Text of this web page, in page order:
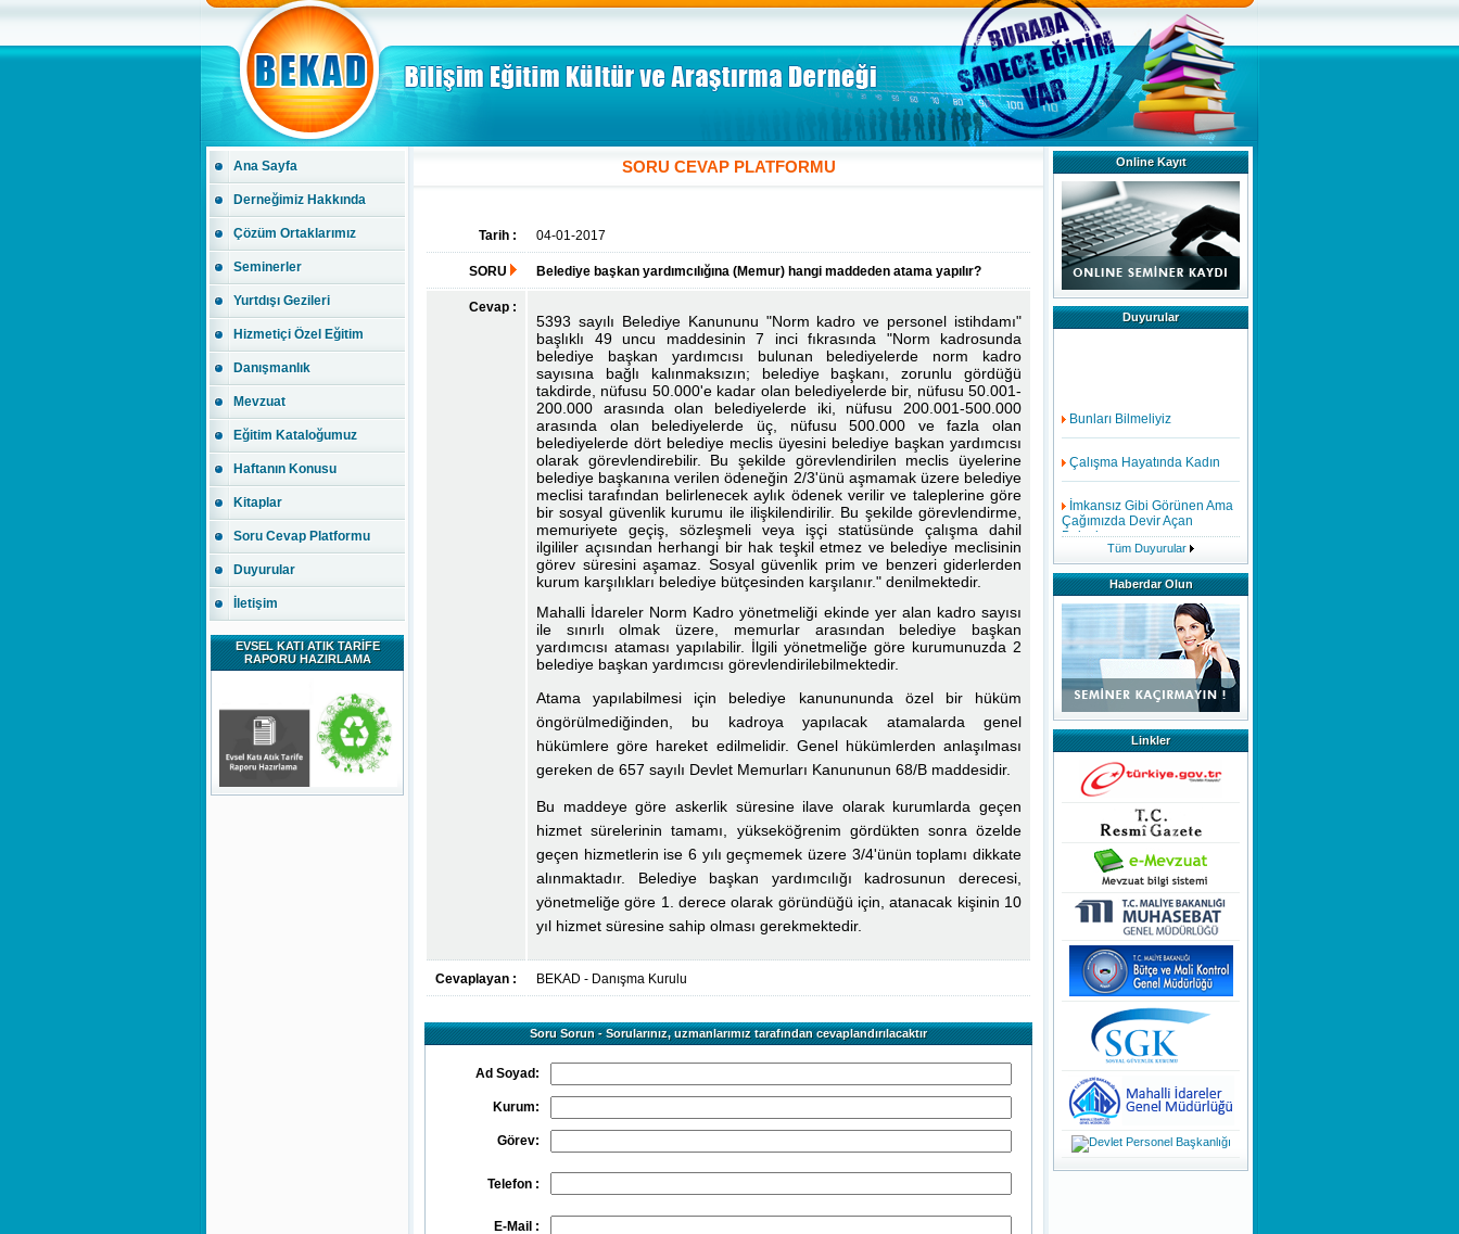
Ana Sayfa
Derneğimiz Hakkında
Çözüm Ortaklarımız
Seminerler
Yurtdışı Gezileri
Hizmetiçi Özel Eğitim
Danışmanlık
Mevzuat
Eğitim Kataloğumuz
Haftanın Konusu
Kitaplar
Soru Cevap Platformu
Duyurular
İletişim
EVSEL KATI ATIK TARİFE
RAPORU HAZIRLAMA
SORU CEVAP PLATFORMU
Tarih : 04-01-2017
SORU Belediye başkan yardımcılığına (Memur) hangi maddeden atama yapılır?
Cevap :
5393 sayılı Belediye Kanununu "Norm kadro ve personel istihdamı"
başlıklı 49 uncu maddesinin 7 inci fıkrasında "Norm kadrosunda
belediye başkan yardımcısı bulunan belediyelerde norm kadro
sayısına bağlı kalınmaksızın; belediye başkanı, zorunlu gördüğü
takdirde, nüfusu 50.000'e kadar olan belediyelerde bir, nüfusu 50.001-
200.000 arasında olan belediyelerde iki, nüfusu 200.001-500.000
arasında olan belediyelerde üç, nüfusu 500.000 ve fazla olan
belediyelerde dört belediye meclis üyesini belediye başkan yardımcısı
olarak görevlendirebilir. Bu şekilde görevlendirilen meclis üyelerine
belediye başkanına verilen ödeneğin 2/3'ünü aşmamak üzere belediye
meclisi tarafından belirlenecek aylık ödenek verilir ve taleplerine göre
bir sosyal güvenlik kurumu ile ilişkilendirilir. Bu şekilde görevlendirme,
memuriyete geçiş, sözleşmeli veya işçi statüsünde çalışma dahil
ilgililer açısından herhangi bir hak teşkil etmez ve belediye meclisinin
görev süresini aşamaz. Sosyal güvenlik prim ve benzeri giderlerden
kurum karşılıkları belediye bütçesinden karşılanır." denilmektedir.
Mahalli İdareler Norm Kadro yönetmeliği ekinde yer alan kadro sayısı
ile sınırlı olmak üzere, memurlar arasından belediye başkan
yardımcısı ataması yapılabilir. İlgili yönetmeliğe göre kurumunuzda 2
belediye başkan yardımcısı görevlendirilebilmektedir.
Atama yapılabilmesi için belediye kanunununda özel bir hüküm
öngörülmediğinden, bu kadroya yapılacak atamalarda genel
hükümlere göre hareket edilmelidir. Genel hükümlerden anlaşılması
gereken de 657 sayılı Devlet Memurları Kanununun 68/B maddesidir.
Bu maddeye göre askerlik süresine ilave olarak kurumlarda geçen
hizmet sürelerinin tamamı, yükseköğrenim gördükten sonra özelde
geçen hizmetlerin ise 6 yılı geçmemek üzere 3/4'ünün toplamı dikkate
alınmaktadır. Belediye başkan yardımcılığı kadrosunun derecesi,
yönetmeliğe göre 1. derece olarak göründüğü için, atanacak kişinin 10
yıl hizmet süresine sahip olması gerekmektedir.
Cevaplayan : BEKAD - Danışma Kurulu
Soru Sorun - Sorularınız, uzmanlarımız tarafından cevaplandırılacaktır
Ad Soyad:
Kurum:
Görev:
Telefon :
E-Mail :
Online Kayıt
Duyurular
Çağımızda Devir Açan
Buluşlar
Mükemmelliğin
Modellenmesi
Evsel Katı Atık Tarife Raporu
Hazırlanmasında Dikkat
Edilmesi Gerekenler
Bağış ve Yardımlar
İç Kontrol Neden Önemlidir
Hizmetiçi Eğitim
Faaliyetlerimiz Tüm Hızıyla
Devam Etmektedir,Göstermiş
Olduğunuz Yoğun İlgiden
Sunarız.
EĞİTİMDE FARKINDALIK
MEMURLARIN ÜCRETSİZ
İZİN HAKLARI
KAMUOYUNA
DUYURULUR!
Teknoloji ile Şekillenen Yeni
Nesil
Dinamik Olmanın Önemi
Tüm Duyurular
Haberdar Olun
Linkler